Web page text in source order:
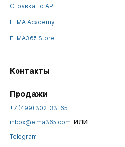
Справка по API
ELMA Academy
ELMA365 Store
Контакты
Продажи
+7 (499) 302-33-65
inbox@elma365.com или
Telegram